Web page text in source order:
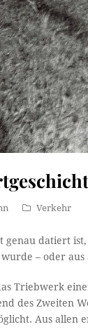
Verkehr
genau datiert
– oder
Triebwerk
des Zweiten
Aus allen